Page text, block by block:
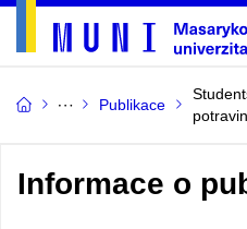
Publikace
Informace o